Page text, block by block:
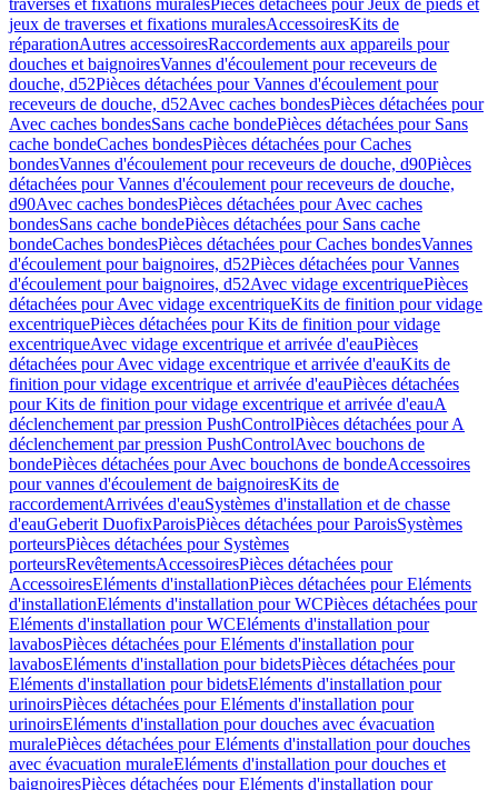
traverses et fixations muralesPièces détachées pour Jeux de pieds et
jeux de traverses et fixations muralesAccessoiresKits de
réparationAutres accessoiresRaccordements aux appareils pour
douches et baignoiresVannes d'écoulement pour receveurs de
douche, d52Pièces détachées pour Vannes d'écoulement pour
receveurs de douche, d52Avec caches bondesPièces détachées pour
Avec caches bondesSans cache bondePièces détachées pour Sans
cache bondeCaches bondesPièces détachées pour Caches
bondesVannes d'écoulement pour receveurs de douche, d90Pièces
détachées pour Vannes d'écoulement pour receveurs de douche,
d90Avec caches bondesPièces détachées pour Avec caches
bondesSans cache bondePièces détachées pour Sans cache
bondeCaches bondesPièces détachées pour Caches bondesVannes
d'écoulement pour baignoires, d52Pièces détachées pour Vannes
d'écoulement pour baignoires, d52Avec vidage excentriquePièces
détachées pour Avec vidage excentriqueKits de finition pour vidage
excentriquePièces détachées pour Kits de finition pour vidage
excentriqueAvec vidage excentrique et arrivée d'eauPièces
détachées pour Avec vidage excentrique et arrivée d'eauKits de
finition pour vidage excentrique et arrivée d'eauPièces détachées
pour Kits de finition pour vidage excentrique et arrivée d'eauA
déclenchement par pression PushControlPièces détachées pour A
déclenchement par pression PushControlAvec bouchons de
bondePièces détachées pour Avec bouchons de bondeAccessoires
pour vannes d'écoulement de baignoiresKits de
raccordementArrivées d'eauSystèmes d'installation et de chasse
d'eauGeberit DuofixParoisPièces détachées pour ParoisSystèmes
porteursPièces détachées pour Systèmes
porteursRevêtementsAccessoiresPièces détachées pour
AccessoiresEléments d'installationPièces détachées pour Eléments
d'installationEléments d'installation pour WCPièces détachées pour
Eléments d'installation pour WCEléments d'installation pour
lavabosPièces détachées pour Eléments d'installation pour
lavabosEléments d'installation pour bidetsPièces détachées pour
Eléments d'installation pour bidetsEléments d'installation pour
urinoirsPièces détachées pour Eléments d'installation pour
urinoirsEléments d'installation pour douches avec évacuation
muralePièces détachées pour Eléments d'installation pour douches
avec évacuation muraleEléments d'installation pour douches et
baignoiresPièces détachées pour Eléments d'installation pour